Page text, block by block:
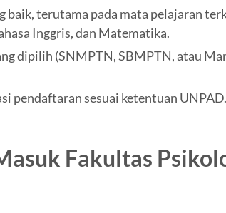
baik, terutama pada mata pelajaran
Inggris, dan Matematika.
dipilih (SNMPTN, SBMPTN, atau
pendaftaran sesuai ketentuan UNPAD.
Fakultas